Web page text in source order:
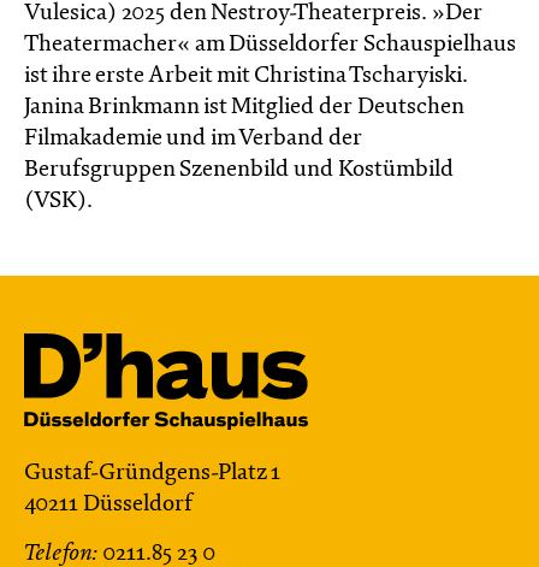
Vulesica) 2025 den Nestroy-Theaterpreis. »Der
Theatermacher« am Düsseldorfer Schauspielhaus
ist ihre erste Arbeit mit Christina Tscharyiski.
Janina Brinkmann ist Mitglied der Deutschen
Filmakademie und im Verband der
Berufsgruppen Szenenbild und Kostümbild
(VSK).
Gustaf-Gründgens-Platz 1
40211 Düsseldorf
Telefon: 0211.85 23 0